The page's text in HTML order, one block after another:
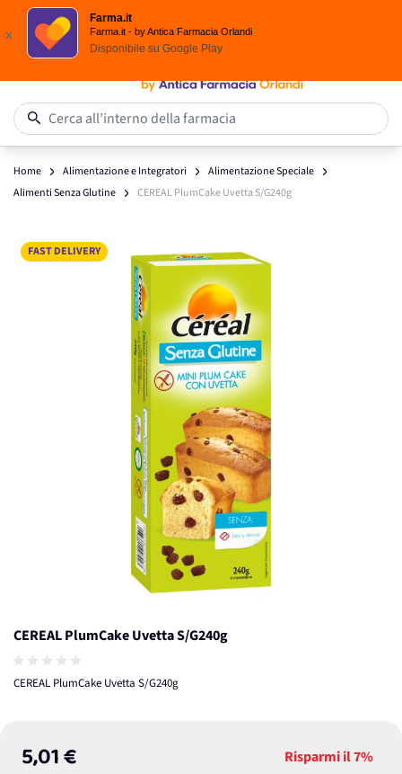
Spedizione
x
Farma.it
Farma.it - by Antica Farmacia Orlandi
Disponibile su Google Play
Salta al contenuto
Cerca all’interno della farmacia
Home Alimentazione e Integratori
Alimentazione Speciale
Alimenti Senza Glutine
CEREAL PlumCake Uvetta S/G240g
FAST DELIVERY
Main image
Click to view image in fullscreen
CEREAL PlumCake Uvetta S/G240g
CEREAL PlumCake Uvetta S/G240g
5,01 € Risparmi il7%